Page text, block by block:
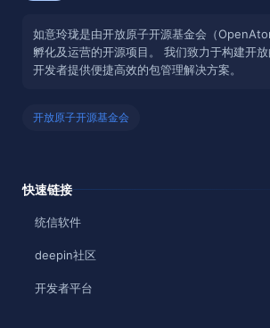
如意玲珑是由开放原子开源基金会（
孵化及运营的开源项目。 我们致力于构建开
开发者提供便捷高效的包管理解决方案。
开放原子开源基金会
快速链接
统信软件
deepin社区
开发者平台